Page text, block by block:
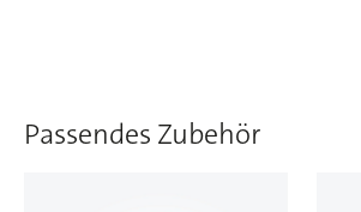
Passendes Zubehör